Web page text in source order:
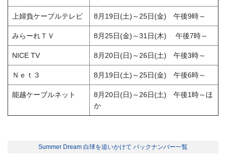
上婦負ケーブルテレビ 8月19日(土)～25日(金) 午後9時～
みらーれＴＶ 8月25日(金)～31日(木) 午後7時～
NICE TV 8月20日(日)～26日(土) 午後3時～
Ｎｅｔ３ 8月19日(土)～25日(金) 午後6時～
能越ケーブルネット
8月20日(日)～26日(土) 午後1時～ほ
か
Summer Dream 白球を追いかけて バックナンバー一覧